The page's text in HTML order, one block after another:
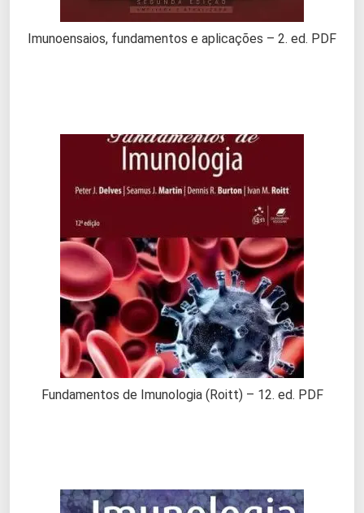
Imunoensaios, fundamentos e aplicações – 2. ed. PDF
Fundamentos de Imunologia (Roitt) – 12. ed. PDF